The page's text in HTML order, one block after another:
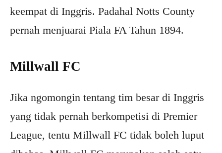
keempat di Inggris. Padahal Notts County
pernah menjuarai Piala FA Tahun 1894.
Millwall FC
Jika ngomongin tentang tim besar di Inggris
yang tidak pernah berkompetisi di Premier
League, tentu Millwall FC tidak boleh luput